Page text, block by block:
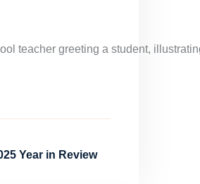
Year in Review